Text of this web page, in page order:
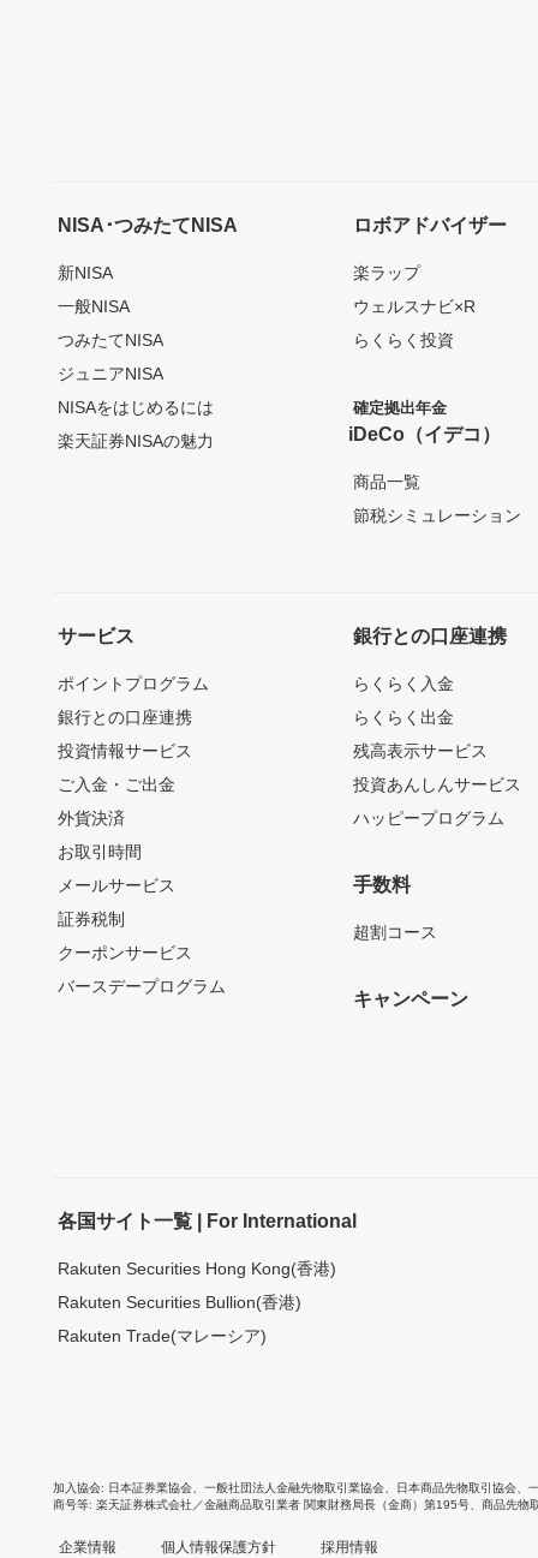
NISA･つみたてNISA
新NISA
一般NISA
つみたてNISA
ジュニアNISA
NISAをはじめるには
楽天証券NISAの魅力
ロボアドバイザー
楽ラップ
ウェルスナビ×R
らくらく投資
確定拠出年金
iDeCo（イデコ）
商品一覧
節税シミュレーション
サービス
ポイントプログラム
銀行との口座連携
投資情報サービス
ご入金・ご出金
外貨決済
お取引時間
メールサービス
証券税制
クーポンサービス
バースデープログラム
銀行との口座連携
らくらく入金
らくらく出金
残高表示サービス
投資あんしんサービス
ハッピープログラム
手数料
超割コース
キャンペーン
各国サイト一覧 | For International
Rakuten Securities Hong Kong(香港)
Rakuten Securities Bullion(香港)
Rakuten Trade(マレーシア)
加入協会 日本証券業協会 一般社団法人金融先物取引業協会 日本商品先物取引協会
商号等 楽天証券株式会社／金融商品取引業者 関東財務局長（金商）第195号、商品先物
企業情報 個人情報保護方針 採用情報